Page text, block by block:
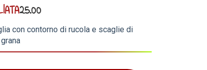
25.00
con contorno di rucola e scaglie di
grana